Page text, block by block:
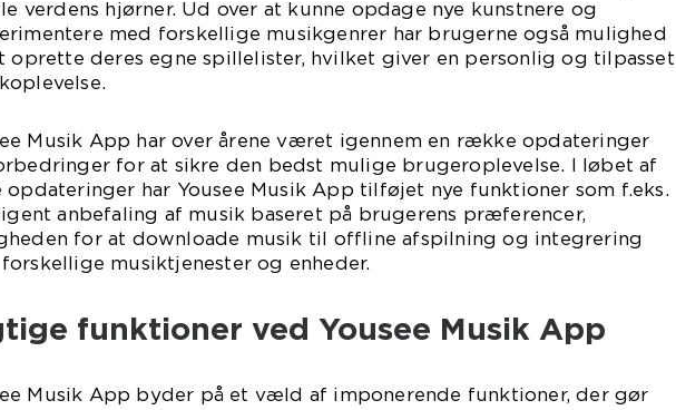
verdens hjørner. Ud over at kunne opdage nye kunstnere og
med forskellige musikgenrer har brugerne også mulighed
oprette deres egne spillelister, hvilket giver en personlig og tilpasset
Musik App har over årene været igennem en række opdateringer
for at sikre den bedst mulige brugeroplevelse. I løbet af
opdateringer har Yousee Musik App tilføjet nye funktioner som f.eks.
anbefaling af musik baseret på brugerens præferencer,
for at downloade musik til offline afspilning og integrering
musiktjenester og enheder.
funktioner ved Yousee Musik App
Musik App byder på et væld af imponerende funktioner, der gør